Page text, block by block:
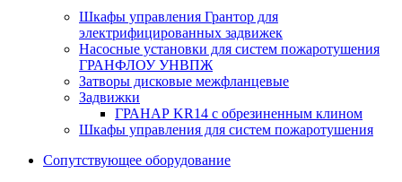
Шкафы управления Грантор для
электрифицированных задвижек
Насосные установки для систем пожаротушения
ГРАНФЛОУ УНВПЖ
Затворы дисковые межфланцевые
Задвижки
ГРАНАР KR14 с обрезиненным клином
Шкафы управления для систем пожаротушения
Сопутствующее оборудование